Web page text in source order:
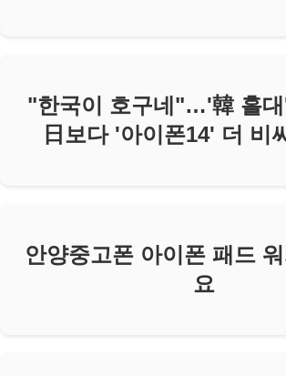
"한국이 호구네"…'韓 홀대
日보다 '아이폰14' 더 비
안양중고폰 아이폰 패드
요